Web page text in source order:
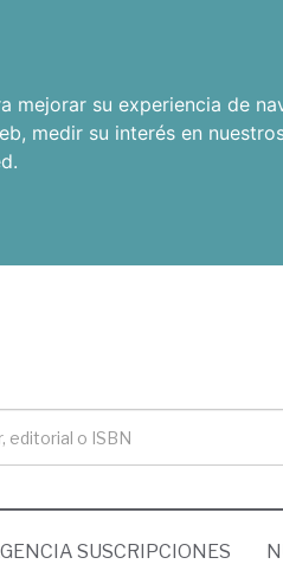
su experiencia de
, medir su interés en
.
SUSCRIPCIONES